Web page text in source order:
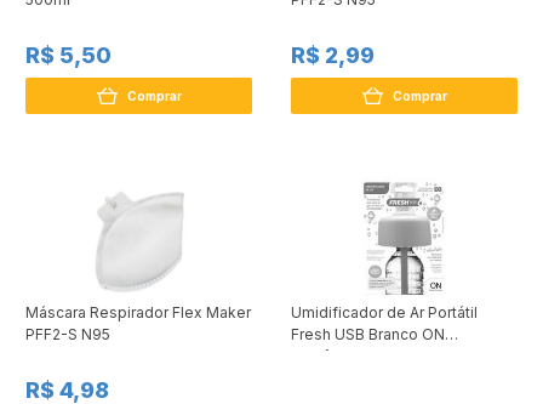
R$ 5,50
Comprar
R$ 2,99
Comprar
Máscara Respirador Flex Maker
PFF2-S N95
R$ 4,98
Umidificador de Ar Portátil
Fresh USB Branco ON
Eletrônicos